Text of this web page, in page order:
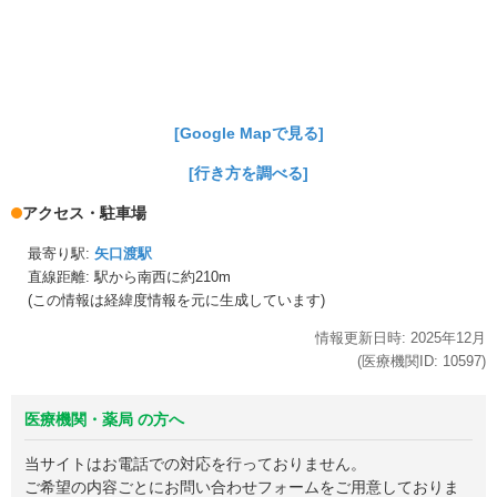
[Google Mapで見る]
[行き方を調べる]
アクセス・駐車場
最寄り駅: 矢口渡駅
直線距離: 駅から南西に約210m
(この情報は経緯度情報を元に生成しています)
情報更新日時: 2025年12月
(医療機関ID: 10597)
医療機関・薬局 の方へ
当サイトはお電話での対応を行っておりません。
ご希望の内容ごとにお問い合わせフォームをご用意しておりま